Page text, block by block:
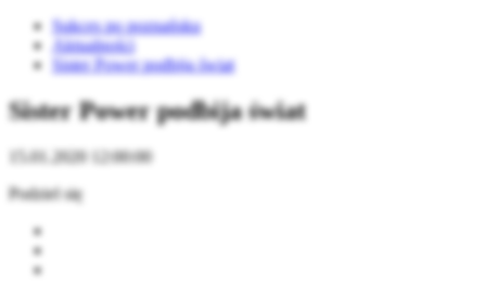
Sukces po poznańsku
Aktualności
Sister Power podbija świat
Sister Power podbija świat
15.01.2020 12:00:00
Podziel się